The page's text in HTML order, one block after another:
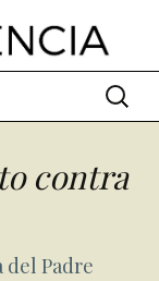
Buscar:
contra
del Padre